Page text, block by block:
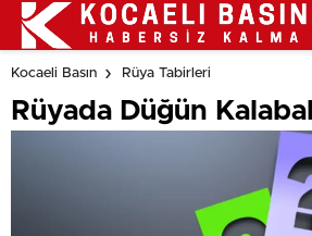
Kocaeli Basın Rüya Tabirleri
Rüyada Düğün